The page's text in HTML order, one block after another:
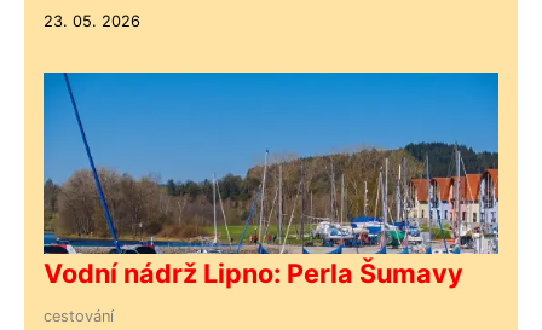
23. 05. 2026
Vodní nádrž Lipno: Perla Šumavy
cestování